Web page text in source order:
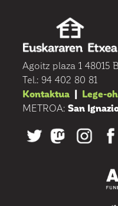
Agoitz plaza 1 48015
Tel.: 94 402 80 81
Kontaktua | Lege-
METROA: San